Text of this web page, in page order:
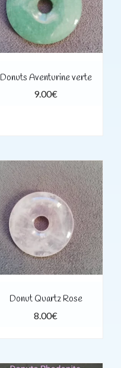
Donuts Aventurine verte
9.00€
Donut Quartz Rose
8.00€